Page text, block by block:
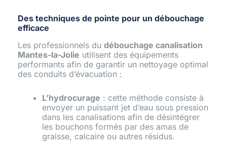
Des techniques de pointe pour un débouchage
efficace
Les professionnels du débouchage canalisation
Mantes-la-Jolie utilisent des équipements
performants afin de garantir un nettoyage optimal
des conduits d’évacuation :
L’hydrocurage : cette méthode consiste à
envoyer un puissant jet d’eau sous pression
dans les canalisations afin de désintégrer
les bouchons formés par des amas de
graisse, calcaire ou autres résidus.